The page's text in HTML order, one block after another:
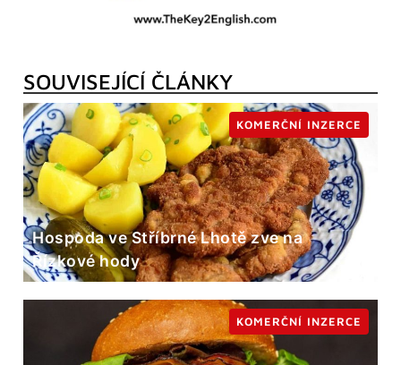
SOUVISEJÍCÍ ČLÁNKY
Hospoda ve Stříbrné Lhotě zve na
Řízkové hody
KOMERČNÍ INZERCE
KOMERČNÍ INZERCE